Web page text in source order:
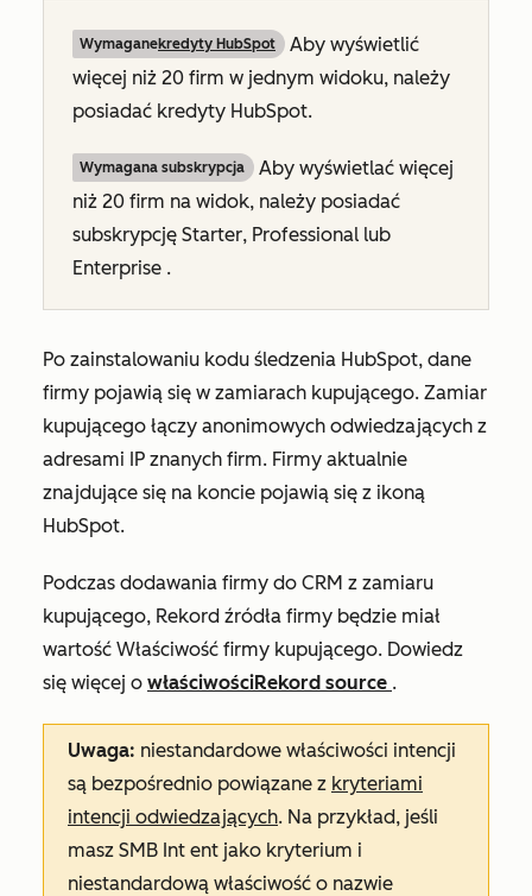
Wymaganekredyty HubSpot
Aby wyświetlić
więcej niż 20 firm w jednym widoku, należy
posiadać kredyty HubSpot.
Wymagana subskrypcja
Aby wyświetlać więcej
niż 20 firm na widok, należy posiadać
subskrypcję Starter, Professional lub
Enterprise .
Po zainstalowaniu kodu śledzenia HubSpot, dane
firmy pojawią się w zamiarach kupującego. Zamiar
kupującego łączy anonimowych odwiedzających z
adresami IP znanych firm. Firmy aktualnie
znajdujące się na koncie pojawią się z ikoną
HubSpot.
Podczas dodawania firmy do CRM z zamiaru
kupującego, Rekord źródła firmy będzie miał
wartość Właściwość firmy kupującego. Dowiedz
się więcej o właściwościRekord source .
Uwaga: niestandardowe właściwości intencji
są bezpośrednio powiązane z kryteriami
intencji odwiedzających. Na przykład, jeśli
masz SMB Int ent jako kryterium i
niestandardową właściwość o nazwie